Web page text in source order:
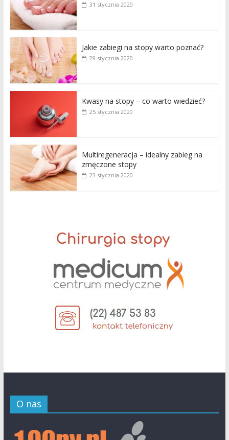
31 stycznia 2020
Jakie zabiegi na stopy warto poznać?
29 stycznia 2020
Kwasy na stopy – co warto wiedzieć?
25 stycznia 2020
Multiregeneracja – idealny zabieg na
zmęczone stopy
23 stycznia 2020
O nas